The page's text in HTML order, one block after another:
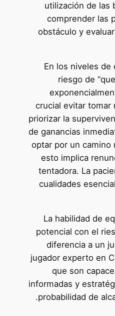
utilización de las
comprender las
obstáculo y
En los niveles de
riesgo de
crucial evitar tomar
priorizar la
de ganancias
optar por un camino
esto implica
tentadora. La
cualidades
La habilidad de
potencial con el
diferencia a un
jugador experto en
que son
informadas y
probabilidad de